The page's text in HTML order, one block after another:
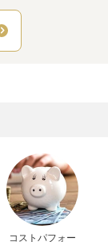
コストパフォー